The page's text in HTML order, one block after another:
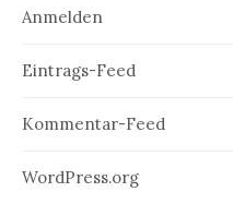
Anmelden
Eintrags-Feed
Kommentar-Feed
WordPress.org